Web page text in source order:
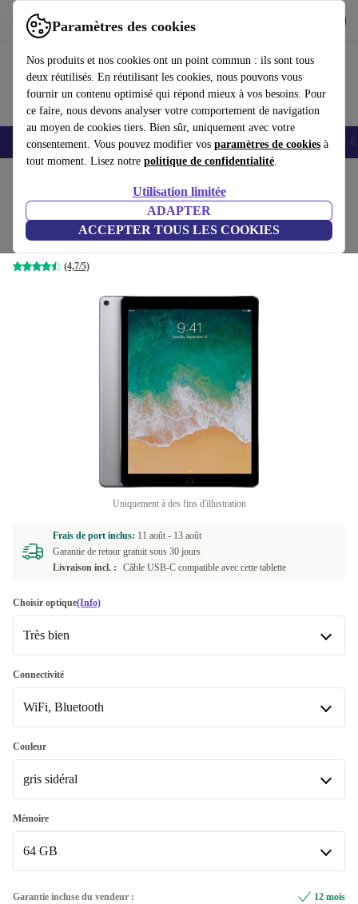
Paramètres des cookies
Nos produits et nos cookies ont un point commun : ils sont tous
deux réutilisés. En réutilisant les cookies, nous pouvons vous
fournir un contenu optimisé qui répond mieux à vos besoins. Pour
ce faire, nous devons analyser votre comportement de navigation
au moyen de cookies tiers. Bien sûr, uniquement avec votre
consentement. Vous pouvez modifier vos paramètres de cookies à
tout moment. Lisez notre politique de confidentialité.
Utilisation limitée
ADAPTER
ACCEPTER TOUS LES COOKIES
Utilisez refurbed rapidement et facilement
Smartphones Laptops Tablettes Montres connectées Accessoires
iPad Pro (2017) | 12.9"
64 GB | gris sidéral
(4,7/5)
284,62 €
Uniquement à des fins d'illustration
Frais de port inclus: 11 août - 13 août
Garantie de retour gratuit sous 30 jours
Livraison incl. :
Câble USB-C compatible avec cette tablette
Choisir optique(Info)
Très bien
Très bien
Excellent +55,82 €
Connectivité
WiFi, Bluetooth
WiFi, Bluetooth
WiFi, Bluetooth, Données mobiles (4G) +405,38 €
Couleur
gris sidéral
gris sidéral
argent +54,38 €
Mémoire
64 GB
Garantie incluse du vendeur : 12 mois